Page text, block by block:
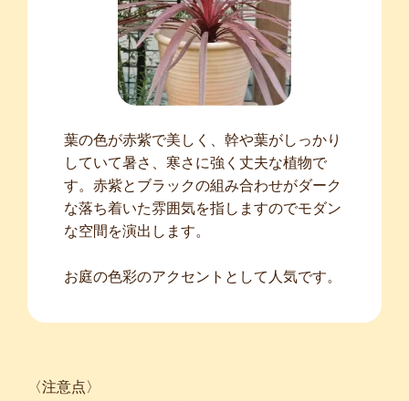
葉の色が赤紫で美しく、幹や葉がしっかり
していて暑さ、寒さに強く丈夫な植物で
す。赤紫とブラックの組み合わせがダーク
な落ち着いた雰囲気を指しますのでモダン
な空間を演出します。
お庭の色彩のアクセントとして人気です。
〈注意点〉